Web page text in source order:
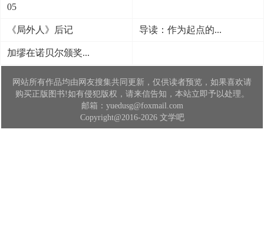
05
《局外人》后记 导读：作为起点的...
加缪在诺贝尔颁奖...
网站所有作品均由网友搜集共同更新，仅供读者预览，如果喜欢请
购买正版图书!如有侵犯版权，请来信告知，本站立即予以处理。
邮箱：yuedusg@foxmail.com
Copyright@2016-2026 文学吧